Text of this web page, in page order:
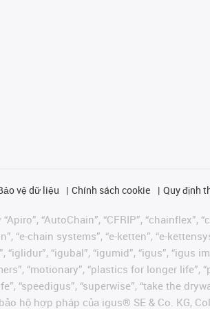
vệ dữ liệu Chính sách cookie Quy định
“AutoChain”, “CFRIP”, “chainflex”,
“e-chain systems”, “e-ketten”, “e-
“iglidur”, “igubal”, “igumid”, “igus”, “igus
“motionary”, “plastics for longer life”,
“speedigus”, “superwise”, “take the
hộ hợp pháp của igus® SE & Co. KG,